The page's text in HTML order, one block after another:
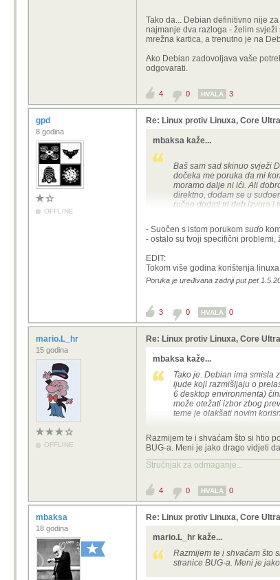
Tako da... Debian definitivno nije
najmanje dva razloga - želim
mrežna kartica, a trenutno je na
Ako Debian zadovoljava vaše
odgovarati.
4 0 HVALA 3
gpd
8 godina
OFFLINE
Re: Linux protiv Linuxa, Core
mbaksa kaže...
Baš sam sad skinuo svježi
dočeka me poruka da mi
moramo dalje ni ići. Ali
direktno, dodam se u
ručno dodati tri deb izvora i
Tako da... Debian
), iz najmanje dva
Ako Debian zadovoljava
- Suočen s istom porukom sudo
- ostalo su tvoji specifični
EDIT:
Tokom više godina korištenja
Poruka je uređivana zadnji put pet
3 0 HVALA 0
mario.L_hr
15 godina
OFFLINE
Re: Linux protiv Linuxa, Core
mbaksa kaže...
Tako je. Debian ima smisla
ljude koji razmišljaju o
6 desktop environmenta)
može otežati izbor zbog
teme je olakšati novim
Razmijem te i shvaćam što si htio
BUG-a. Meni je jako drago vidjeti
Stručnjak za odmaganje...
4 0 HVALA 0
mbaksa
18 godina
Re: Linux protiv Linuxa, Core
mario.L_hr kaže...
Razmijem te i shvaćam što
stranice BUG-a. Meni je